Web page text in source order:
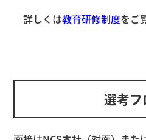
詳しくは教育研修制度をご
選考フ